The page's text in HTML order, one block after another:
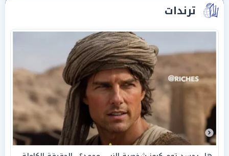
ترندات